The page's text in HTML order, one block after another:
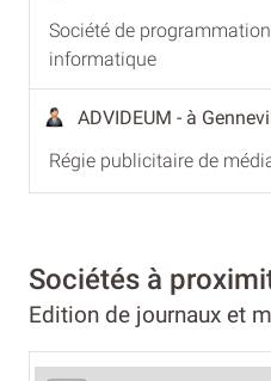
Société de programmation
informatique
ADVIDEUM - à
Régie publicitaire de
Sociétés à
Edition de journaux et